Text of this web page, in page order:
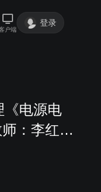
户端
登录
《电源电
：李红奕